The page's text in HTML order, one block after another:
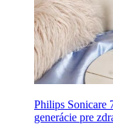
Philips Sonicare
generácie pre